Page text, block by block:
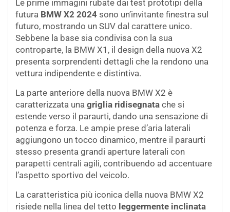
Le prime immagini rubate dai test prototipi della
futura BMW X2 2024 sono un’invitante finestra sul
futuro, mostrando un SUV dal carattere unico.
Sebbene la base sia condivisa con la sua
controparte, la BMW X1, il design della nuova X2
presenta sorprendenti dettagli che la rendono una
vettura indipendente e distintiva.
La parte anteriore della nuova BMW X2 è
caratterizzata una griglia ridisegnata che si
estende verso il paraurti, dando una sensazione di
potenza e forza. Le ampie prese d’aria laterali
aggiungono un tocco dinamico, mentre il paraurti
stesso presenta grandi aperture laterali con
parapetti centrali agili, contribuendo ad accentuare
l’aspetto sportivo del veicolo.
La caratteristica più iconica della nuova BMW X2
risiede nella linea del tetto leggermente inclinata